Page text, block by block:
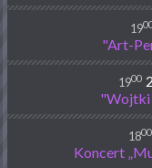
19
"Art-
1900
"Wojtki
1800
Koncert